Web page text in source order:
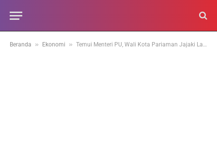
Beranda » Ekonomi » Temui Menteri PU, Wali Kota Pariaman Jajaki Lagi Pembangunan Pasar Basah